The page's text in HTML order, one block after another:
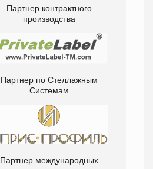
Партнер контрактного
производства
Партнер по Стеллажным
Системам
Партнер международных